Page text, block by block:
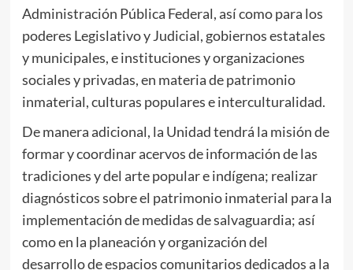
Administración Pública Federal, así como para los
poderes Legislativo y Judicial, gobiernos estatales
y municipales, e instituciones y organizaciones
sociales y privadas, en materia de patrimonio
inmaterial, culturas populares e interculturalidad.
De manera adicional, la Unidad tendrá la misión de
formar y coordinar acervos de información de las
tradiciones y del arte popular e indígena; realizar
diagnósticos sobre el patrimonio inmaterial para la
implementación de medidas de salvaguardia; así
como en la planeación y organización del
desarrollo de espacios comunitarios dedicados a la